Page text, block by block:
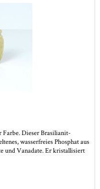
Dieser Brasilianit-
wasserfreies Phosphat aus
und Vanadate. Er kristallisiert